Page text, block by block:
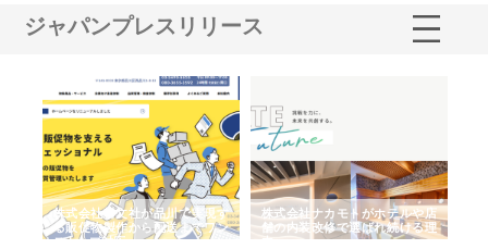
ジャパンプレスリリース
株式会社耕文社が品川で実現す
る販促物製作から配送までワン
ストップ対応
株式会社ナカモトがホテルや店
舗の内装改修で選ばれ続ける理
由